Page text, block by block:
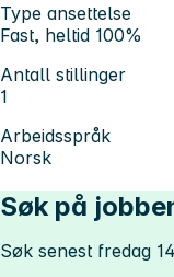
Type ansettelse
Fast, heltid 100%
Antall stillinger
1
Arbeidsspråk
Norsk
Søk på
Søk senest fredag